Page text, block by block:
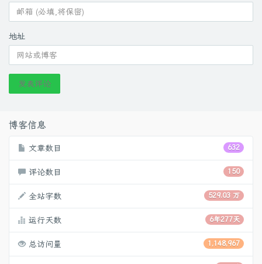
地址
发表评论
博客信息
632
文章数目
150
评论数目
529.03 万
全站字数
6年277天
运行天数
1,148,967
总访问量